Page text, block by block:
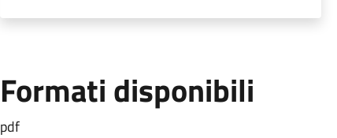
Formati disponibili
pdf